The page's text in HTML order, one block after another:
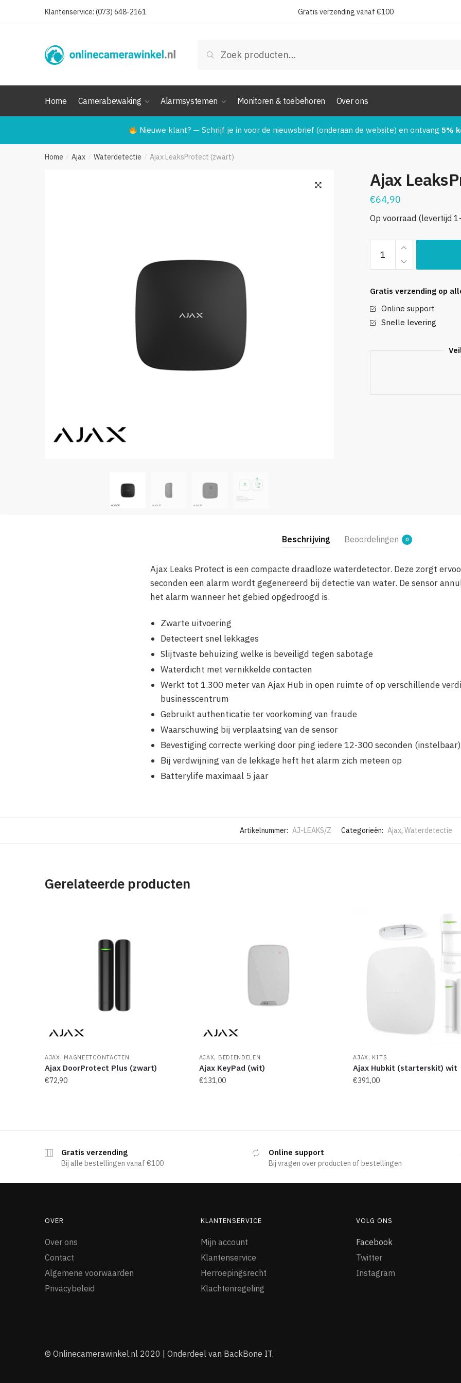
Klantenservice: (073) 648-2161 Gratis verzending vanaf €100
naar:
Zoeken
Home Camerabewaking Alarmsystemen Monitoren & toebehoren Over ons
Nieuwe klant? — Schrijf je in voor de nieuwsbrief (onderaan de website) en ontvang 5%
Home / Ajax / Waterdetectie / Ajax LeaksProtect (zwart)
Ajax
€64,90
Op voorraad (levertijd
LeaksProtect
(zwart)
Gratis verzending op
Online support
Snelle levering
Telefoonnummer:
Verstuur
Beschrijving Beoordelingen 0
Ajax Leaks Protect is een compacte draadloze waterdetector. Deze zorgt
seconden een alarm wordt gegenereerd bij detectie van water. De sensor
het alarm wanneer het gebied opgedroogd is.
Zwarte uitvoering
Detecteert snel lekkages
Slijtvaste behuizing welke is beveiligd tegen sabotage
Waterdicht met vernikkelde contacten
Werkt tot 1.300 meter van Ajax Hub in open ruimte of op verschillende
businesscentrum
Gebruikt authenticatie ter voorkoming van fraude
Waarschuwing bij verplaatsing van de sensor
Bevestiging correcte werking door ping iedere 12-300 seconden (instelbaar)
Bij verdwijning van de lekkage heft het alarm zich meteen op
Batterylife maximaal 5 jaar
Artikelnummer: AJ-LEAKS/Z Categorieën: Ajax, Waterdetectie
Gerelateerde producten
AJAX, MAGNEETCONTACTEN
Ajax DoorProtect Plus (zwart)
€72,90
AJAX, BEDIENDELEN
Ajax KeyPad (wit)
€131,00
AJAX, KITS
Ajax Hubkit (starterskit) wit
€391,00
Gratis verzending
Bij alle bestellingen vanaf €100
Online support
Bij vragen over producten of bestellingen
OVER
Over ons
Contact
Algemene voorwaarden
Privacybeleid
KLANTENSERVICE
Mijn account
Klantenservice
Herroepingsrecht
Klachtenregeling
VOLG ONS
Facebook
Twitter
Instagram
© Onlinecamerawinkel.nl 2020 | Onderdeel van BackBone IT.